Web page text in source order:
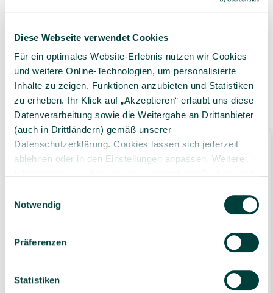
Diese Webseite verwendet Cookies
Für ein optimales Website-Erlebnis nutzen wir Cookies
und weitere Online-Technologien, um personalisierte
Inhalte zu zeigen, Funktionen anzubieten und Statistiken
zu erheben. Ihr Klick auf „Akzeptieren“ erlaubt uns diese
Datenverarbeitung sowie die Weitergabe an Drittanbieter
(auch in Drittländern) gemäß unserer
Datenschutzerklärung. Cookies lassen sich jederzeit
ablehnen oder in den Einstellungen anpassen. Weitere
schutz­erklärung
Notwendig
Präferenzen
Statistiken
1-3 Werktage Lieferzeit
Ähnliche Produkte
Vorderachslenkung, 120 cm